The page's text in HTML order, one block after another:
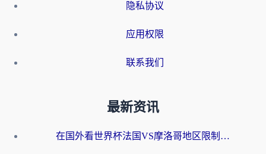
隐私协议
应用权限
联系我们
最新资讯
在国外看世界杯法国VS摩洛哥地区限制？这篇指南让你流畅看中文解说无压力